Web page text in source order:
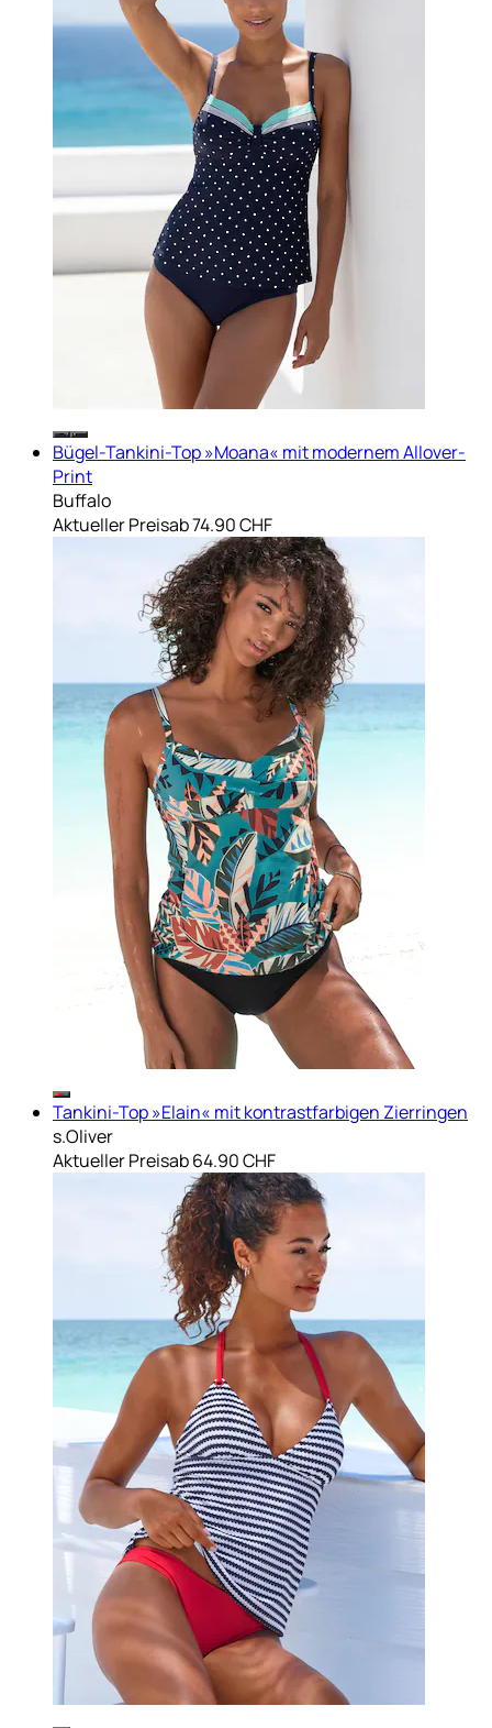
Bügel-Tankini-Top »Moana« mit modernem Allover-
Print
Buffalo
Aktueller Preisab74.90 CHF
Tankini-Top »Elain« mit kontrastfarbigen Zierringen
s.Oliver
Aktueller Preisab64.90 CHF